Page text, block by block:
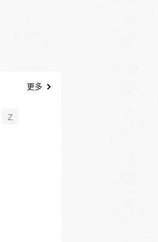
更多
Z